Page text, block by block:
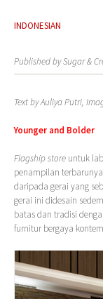
INDONESIAN
Published by Sugar &
Text by Auliya Putri,
Younger and Bolder
Flagship store untuk
penampilan
daripada gerai yang
gerai ini didesain
batas dan tradisi
furnitur bergaya